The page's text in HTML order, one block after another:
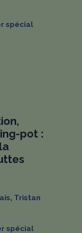
spécial
pot :
, Tristan
spécial